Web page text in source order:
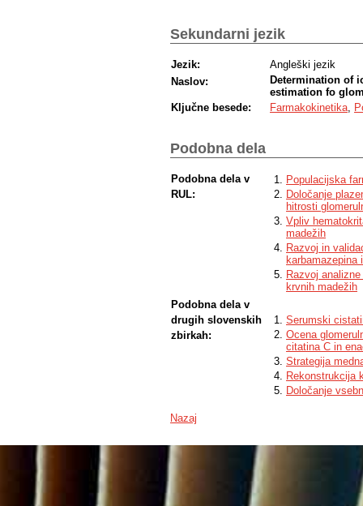
Sekundarni jezik
Jezik:
Angleški jezik
Naslov:
Determination of
estimation fo
Ključne besede:
Farmakokinetika
Podobna dela
Podobna dela v
RUL:
Populacijska
Določanje
hitrosti
Vpliv
madežih
Razvoj in
Razvoj
krvnih madežih
Podobna dela v
drugih slovenskih
zbirkah:
Serumski
Ocena
citatina C in
Strategija
Rekonstrukcija
Določanje
Nazaj